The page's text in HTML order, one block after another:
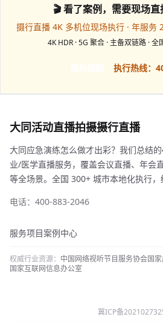
🎬 看了案例，需要现场直
摄行直播 4K 多机位现场执行 · 年服务
4K HDR · 5G 聚合 · 主备双链路 ·
执行热线：
大同活动直播拍摄摄行直播
大同应急演练怎么做才出彩？我们总结
业/医学直播服务，覆盖会议直播、年会
等全场景。全国 300+ 城市本地化执行，
电话：400-883-2046
服务项目案例中心
权威行业资源： 中国网络视听节目服务协会国
国家互联网信息办公室
冀ICP备